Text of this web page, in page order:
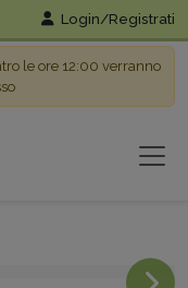
Login/Registrati
le ore 12:00 verranno